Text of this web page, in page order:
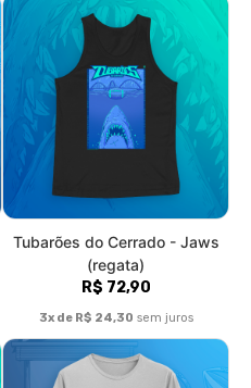
Tubarões do Cerrado - Shark
Champs (Plus size)
R$ 95,90
3x de R$ 31,97 sem juros